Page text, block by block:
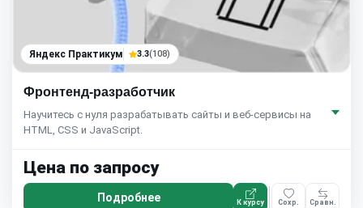
Яндекс Практикум 3.3(108)
Фронтенд-разработчик
Научитесь с нуля разрабатывать сайты и веб-сервисы на
HTML, CSS и JavaScript.
Цена по запросу
Подробнее К курсу Сохр. Сравн.